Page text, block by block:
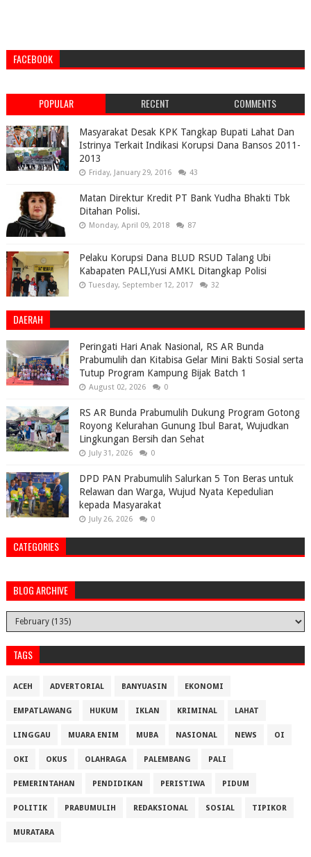
FACEBOOK
POPULAR RECENT COMMENTS
Masyarakat Desak KPK Tangkap Bupati Lahat Dan
Istrinya Terkait Indikasi Korupsi Dana Bansos 2011-
2013
Friday, January 29, 2016 43
Matan Direktur Kredit PT Bank Yudha Bhakti Tbk
Ditahan Polisi.
Monday, April 09, 2018 87
Pelaku Korupsi Dana BLUD RSUD Talang Ubi
Kabapaten PALI,Yusi AMKL Ditangkap Polisi
Tuesday, September 12, 2017 32
DAERAH
Peringati Hari Anak Nasional, RS AR Bunda
Prabumulih dan Kitabisa Gelar Mini Bakti Sosial serta
Tutup Program Kampung Bijak Batch 1
August 02, 2026 0
RS AR Bunda Prabumulih Dukung Program Gotong
Royong Kelurahan Gunung Ibul Barat, Wujudkan
Lingkungan Bersih dan Sehat
July 31, 2026 0
DPD PAN Prabumulih Salurkan 5 Ton Beras untuk
Relawan dan Warga, Wujud Nyata Kepedulian
kepada Masyarakat
July 26, 2026 0
CATEGORIES
BLOG ARCHIVE
TAGS
ACEH ADVERTORIAL BANYUASIN EKONOMI
EMPATLAWANG HUKUM IKLAN KRIMINAL LAHAT
LINGGAU MUARA ENIM MUBA NASIONAL NEWS OI
OKI OKUS OLAHRAGA PALEMBANG PALI
PEMERINTAHAN PENDIDIKAN PERISTIWA PIDUM
POLITIK PRABUMULIH REDAKSIONAL SOSIAL TIPIKOR
MURATARA